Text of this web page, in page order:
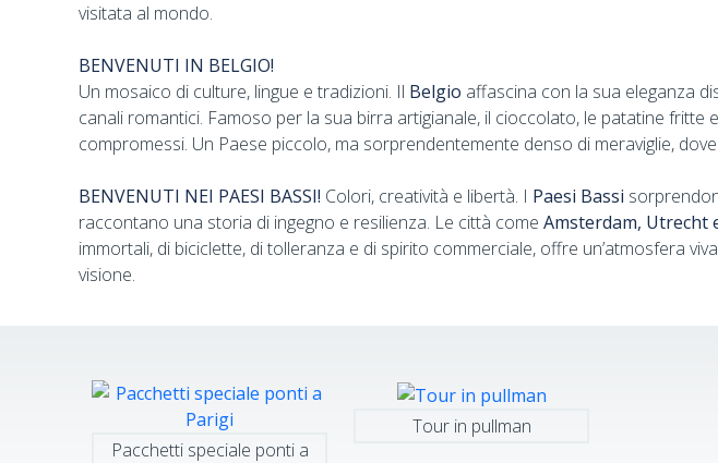
visitata al mondo.
BENVENUTI IN BELGIO!
Un mosaico di culture, lingue e tradizioni. Il Belgio affascina con la sua eleganza
canali romantici. Famoso per la sua birra artigianale, il cioccolato, le patatine
compromessi. Un Paese piccolo, ma sorprendentemente denso di meraviglie,
BENVENUTI NEI PAESI BASSI! Colori, creatività e libertà. I Paesi Bassi
raccontano una storia di ingegno e resilienza. Le città come Amsterdam, Utrecht
immortali, di biciclette, di tolleranza e di spirito commerciale, offre un’atmosfera
visione.
Pacchetti speciale ponti a
Tour in pullman